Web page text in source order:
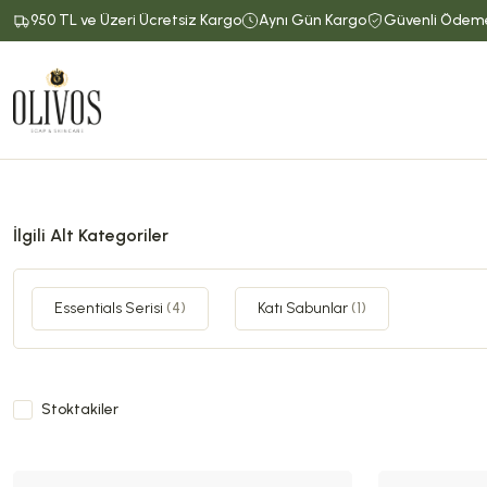
950 TL ve Üzeri Ücretsiz Kargo Aynı Gün Kargo Güvenli
İlgili Alt Kategoriler
Essentials Serisi (4) Katı Sabunlar (1)
Stoktakiler